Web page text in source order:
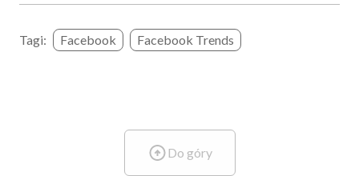
Tagi: Facebook Facebook Trends
Do góry